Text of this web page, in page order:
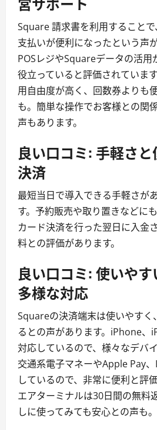
Square 請求書を利用すること
支払いが便利になったという声
POSレジやSquareデータの活用
役立っていると評価されていま
用自由度が高く、回数券よりも
も。簡単な操作でお客様との関
声もあります。
良い口コミ: 手軽さ
決済
最短当日で導入できる手軽さが
す。予約販売や取り置きなどに
カード決済を行った翌日に入金
料との評価があります。
良い口コミ: 使いや
多様な対応
Squareの決済端末は使いやすく
るとの声があります。iPhone
対応しているので、様々なデバ
交通系電子マネーやApple Pay
しているので、非常に便利と評
エアターミナルは30日間の無料
しに使ってみても安心との声も。